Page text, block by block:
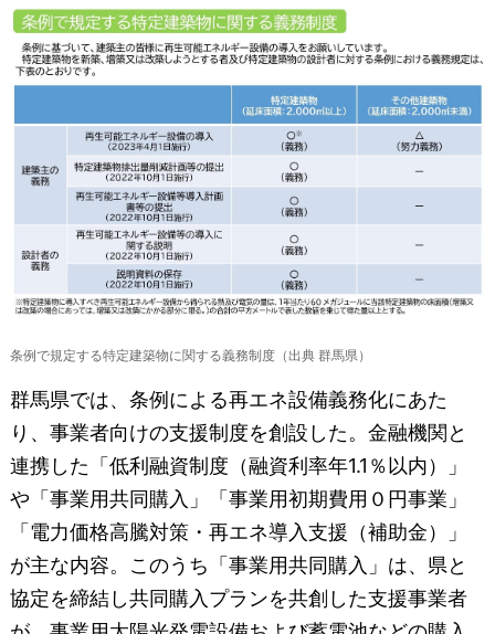
条例で規定する特定建築物に関する義務制度（出典 群馬県）
群馬県では、条例による再エネ設備義務化にあた
り、事業者向けの支援制度を創設した。金融機関と
連携した「低利融資制度（融資利率年1.1％以内）」
や「事業用共同購入」「事業用初期費用０円事業」
「電力価格高騰対策・再エネ導入支援（補助金）」
が主な内容。このうち「事業用共同購入」は、県と
協定を締結し共同購入プランを共創した支援事業者